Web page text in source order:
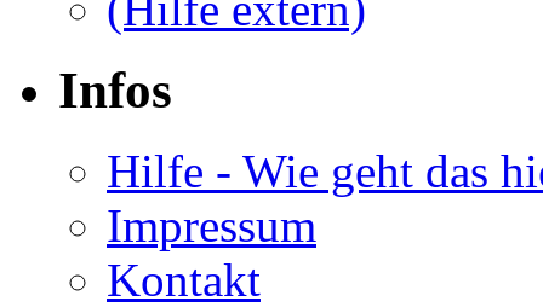
Infos
Hilfe - Wie geht das
Impressum
Kontakt